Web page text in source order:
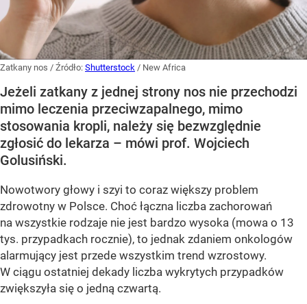
Zatkany nos / Źródło: Shutterstock / New Africa
Jeżeli zatkany z jednej strony nos nie przechodzi
mimo leczenia przeciwzapalnego, mimo
stosowania kropli, należy się bezwzględnie
zgłosić do lekarza – mówi prof. Wojciech
Golusiński.
Nowotwory głowy i szyi to coraz większy problem
zdrowotny w Polsce. Choć łączna liczba zachorowań
na wszystkie rodzaje nie jest bardzo wysoka (mowa o 13
tys. przypadkach rocznie), to jednak zdaniem onkologów
alarmujący jest przede wszystkim trend wzrostowy.
W ciągu ostatniej dekady liczba wykrytych przypadków
zwiększyła się o jedną czwartą.